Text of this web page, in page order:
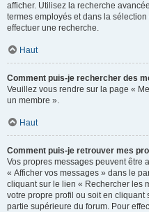
afficher. Utilisez la recherche
termes employés et dans la
effectuer une recherche.
Haut
Comment puis-je rechercher des
Veuillez vous rendre sur la page «
un membre ».
Haut
Comment puis-je retrouver mes
Vos propres messages peuvent être
« Afficher vos messages » dans le
cliquant sur le lien « Rechercher les
votre propre profil ou soit en
partie supérieure du forum. Pour